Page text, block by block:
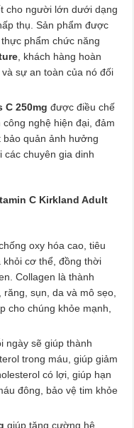
cho người lớn dưới dạng
thụ. Sản phẩm được
phẩm chức năng
, khách hàng hoàn
sự an toàn của nó đối
C 250mgđược điều chế
nghệ hiện đại, đảm
bảo quản ảnh hưởng
chuyên gia dinh
C Kirkland Adult
oxy hóa cao, tiêu
khỏi cơ thể, đồng thời
Collagen là thành
sụn, da và mô sẹo,
cho chúng khỏe mạnh,
ngày sẽ giúp thành
trong máu, giúp giảm
có lợi, giúp hạn
đông, bảo vệ tim khỏe
giúp tăng cường hệ